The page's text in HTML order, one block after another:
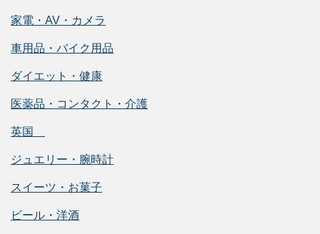
家電・AV・カメラ
車用品・バイク用品
ダイエット・健康
医薬品・コンタクト・介護
英国
ジュエリー・腕時計
スイーツ・お菓子
ビール・洋酒